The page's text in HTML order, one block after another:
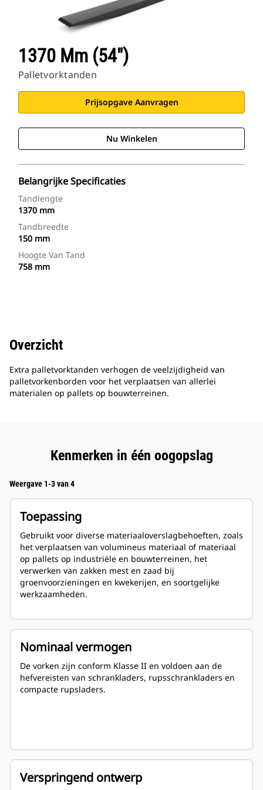
1370 Mm (54")
Palletvorktanden
Prijsopgave Aanvragen
Nu Winkelen
Belangrijke Specificaties
Tandlengte
1370 mm
Tandbreedte
150 mm
Hoogte Van Tand
758 mm
Overzicht
Extra palletvorktanden verhogen de veelzijdigheid van
palletvorkenborden voor het verplaatsen van allerlei
materialen op pallets op bouwterreinen.
Kenmerken in één oogopslag
Weergave 1-3 van 4
Toepassing
Gebruikt voor diverse materiaaloverslagbehoeften, zoals
het verplaatsen van volumineus materiaal of materiaal
op pallets op industriële en bouwterreinen, het
verwerken van zakken mest en zaad bij
groenvoorzieningen en kwekerijen, en soortgelijke
werkzaamheden.
Nominaal vermogen
De vorken zijn conform Klasse II en voldoen aan de
hefvereisten van schrankladers, rupsschrankladers en
compacte rupsladers.
Verspringend ontwerp